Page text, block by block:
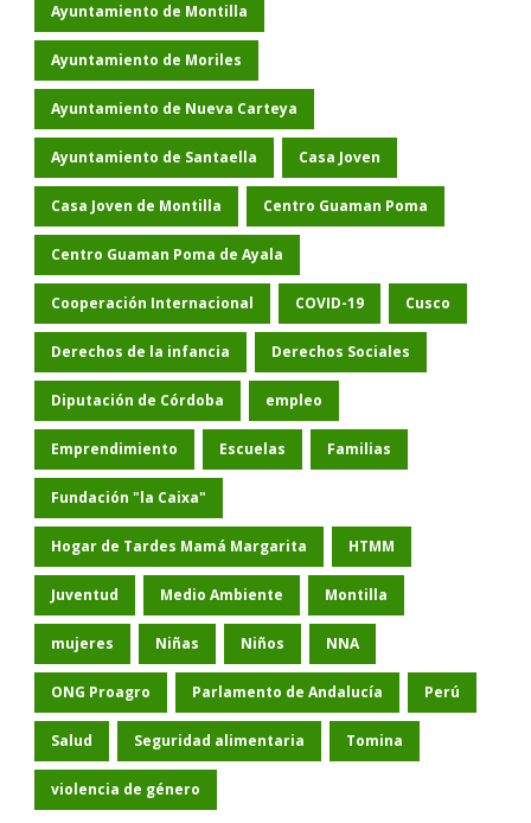
Ayuntamiento de Montilla
Ayuntamiento de Moriles
Ayuntamiento de Nueva Carteya
Ayuntamiento de Santaella Casa Joven
Casa Joven de Montilla Centro Guaman Poma
Centro Guaman Poma de Ayala
Cooperación Internacional COVID-19 Cusco
Derechos de la infancia Derechos Sociales
Diputación de Córdoba empleo
Emprendimiento Escuelas Familias
Fundación "la Caixa"
Hogar de Tardes Mamá Margarita HTMM
Juventud Medio Ambiente Montilla
mujeres Niñas Niños NNA
ONG Proagro Parlamento de Andalucía Perú
Salud Seguridad alimentaria Tomina
violencia de género